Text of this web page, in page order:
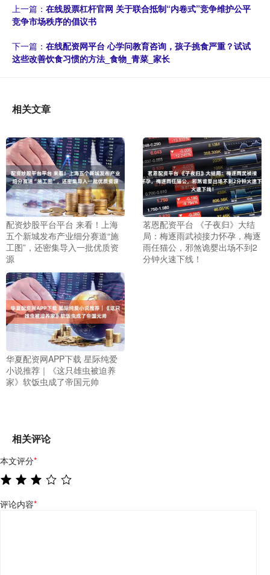
上一篇： 在线股票杠杆官网 关于联合抵制“内卷式”竞争维护公平
竞争市场秩序的倡议书
下一篇： 在线配资网平台 心学问教育咨询，孩子挑食严重？试试
这些改善饮食习惯的方法_食物_青菜_家长
相关文章
配资炒股平台平台 来看！上海
五个新城发布产业细分赛道“施
工图”，还密集导入一批优质资
源
茗恩配资平台 《子夜归》大结
局：梅逐雨武祯接力怀孕，梅逐
雨任猫公，邪煞诡婴出场不到2
分钟火速下线！
华夏配资网APP下载 星际纯爱
小说推荐｜《这只雄虫被迫养
家》软饭虫成了帝国元帅
相关评论
本文评分*
评论内容*